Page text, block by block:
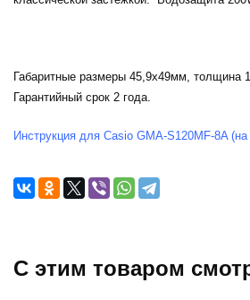
Габаритные размеры 45,9x49мм, толщина
Гарантийный срок 2 года.
Инструкция для Casio GMA-S120MF-8A
C этим товаром